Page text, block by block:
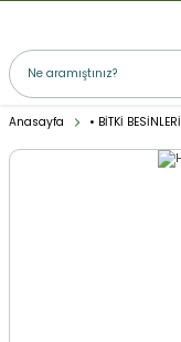
Anasayfa • BİTKİ BESİNLERİ